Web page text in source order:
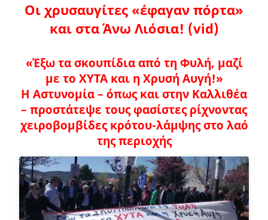
Οι χρυσαυγίτες «έφαγαν πόρτα»
και στα Άνω Λιόσια! (vid)
«Έξω τα σκουπίδια από τη Φυλή, μαζί
με το ΧΥΤΑ και η Χρυσή Αυγή!»
Η Αστυνομία – όπως και στην Καλλιθέα
– προστάτεψε τους φασίστες ρίχνοντας
χειροβομβίδες κρότου-λάμψης στο λαό
της περιοχής